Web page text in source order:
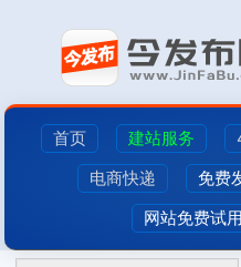
首页 建站服务
电商快递
免费
网站免费试用